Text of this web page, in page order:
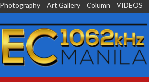
Photography Art Gallery Column VIDEOS